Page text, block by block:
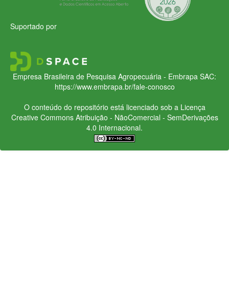
Suportado por
Empresa Brasileira de Pesquisa Agropecuária - Embrapa SAC:
https://www.embrapa.br/fale-conosco
O conteúdo do repositório está licenciado sob a Licença
Creative CommonsAtribuição - NãoComercial - SemDerivações
4.0 Internacional.